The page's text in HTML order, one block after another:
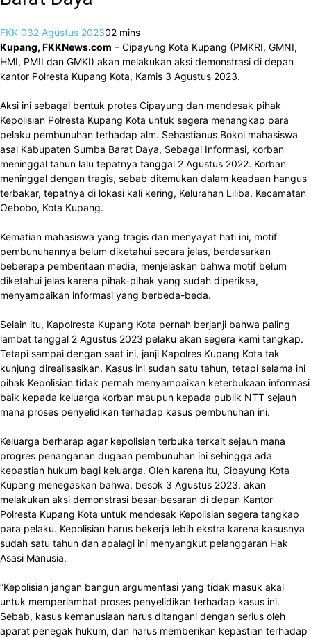
FKK 032 Agustus 202302 mins
Kupang, FKKNews.com – Cipayung Kota Kupang (PMKRI, GMNI,
HMI, PMII dan GMKI) akan melakukan aksi demonstrasi di depan
kantor Polresta Kupang Kota, Kamis 3 Agustus 2023.
Aksi ini sebagai bentuk protes Cipayung dan mendesak pihak
Kepolisian Polresta Kupang Kota untuk segera menangkap para
pelaku pembunuhan terhadap alm. Sebastianus Bokol mahasiswa
asal Kabupaten Sumba Barat Daya, Sebagai Informasi, korban
meninggal tahun lalu tepatnya tanggal 2 Agustus 2022. Korban
meninggal dengan tragis, sebab ditemukan dalam keadaan hangus
terbakar, tepatnya di lokasi kali kering, Kelurahan Liliba, Kecamatan
Oebobo, Kota Kupang.
Kematian mahasiswa yang tragis dan menyayat hati ini, motif
pembunuhannya belum diketahui secara jelas, berdasarkan
beberapa pemberitaan media, menjelaskan bahwa motif belum
diketahui jelas karena pihak-pihak yang sudah diperiksa,
menyampaikan informasi yang berbeda-beda.
Selain itu, Kapolresta Kupang Kota pernah berjanji bahwa paling
lambat tanggal 2 Agustus 2023 pelaku akan segera kami tangkap.
Tetapi sampai dengan saat ini, janji Kapolres Kupang Kota tak
kunjung direalisasikan. Kasus ini sudah satu tahun, tetapi selama ini
pihak Kepolisian tidak pernah menyampaikan keterbukaan informasi
baik kepada keluarga korban maupun kepada publik NTT sejauh
mana proses penyelidikan terhadap kasus pembunuhan ini.
Keluarga berharap agar kepolisian terbuka terkait sejauh mana
progres penanganan dugaan pembunuhan ini sehingga ada
kepastian hukum bagi keluarga. Oleh karena itu, Cipayung Kota
Kupang menegaskan bahwa, besok 3 Agustus 2023, akan
melakukan aksi demonstrasi besar-besaran di depan Kantor
Polresta Kupang Kota untuk mendesak Kepolisian segera tangkap
para pelaku. Kepolisian harus bekerja lebih ekstra karena kasusnya
sudah satu tahun dan apalagi ini menyangkut pelanggaran Hak
Asasi Manusia.
“Kepolisian jangan bangun argumentasi yang tidak masuk akal
untuk memperlambat proses penyelidikan terhadap kasus ini.
Sebab, kasus kemanusiaan harus ditangani dengan serius oleh
aparat penegak hukum, dan harus memberikan kepastian terhadap